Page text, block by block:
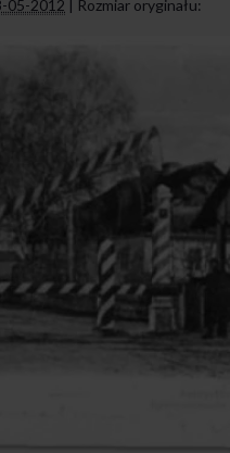
05-2012 | Rozmiar oryginału: